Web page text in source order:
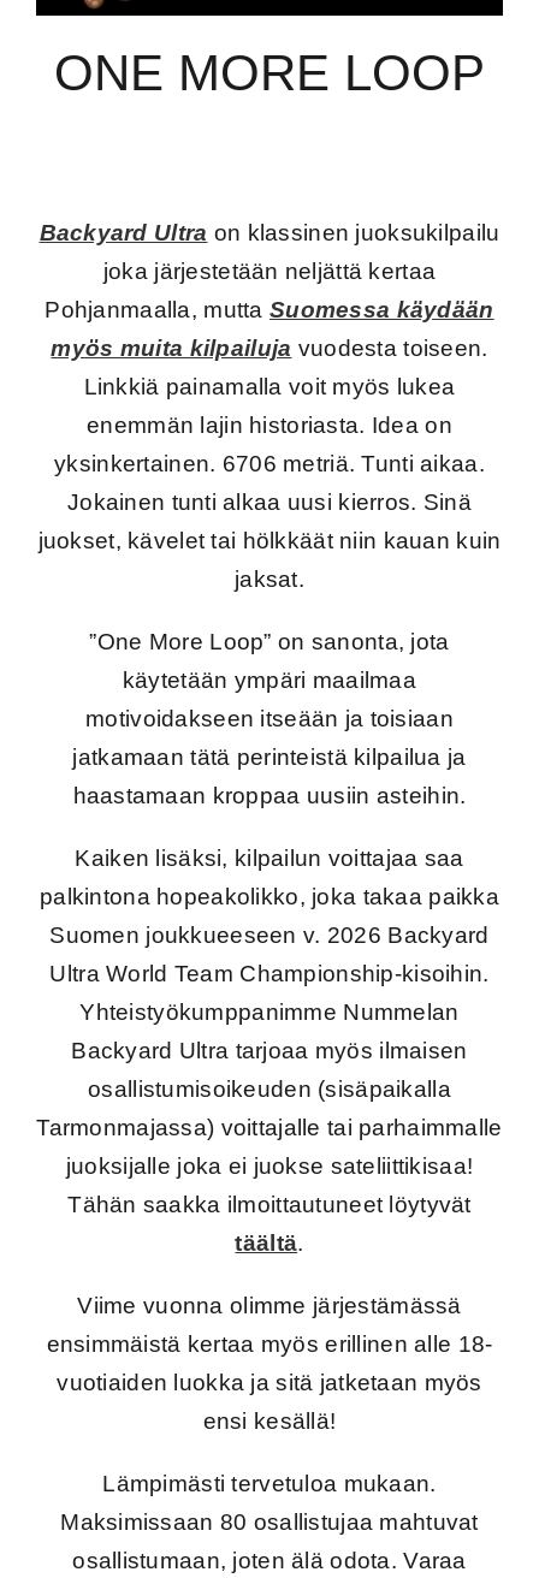
ONE MORE LOOP
Backyard Ultra on klassinen juoksukilpailu
joka järjestetään neljättä kertaa
Pohjanmaalla, muttaSuomessa käydään
myös muita kilpailuja vuodesta toiseen.
Linkkiä painamalla voit myös lukea
enemmän lajin historiasta. Idea on
yksinkertainen. 6706 metriä. Tunti aikaa.
Jokainen tunti alkaa uusi kierros. Sinä
juokset, kävelet tai hölkkäät niin kauan kuin
jaksat.
”One More Loop” on sanonta, jota
käytetään ympäri maailmaa
motivoidakseen itseään ja toisiaan
jatkamaan tätä perinteistä kilpailua ja
haastamaan kroppaa uusiin asteihin.
Kaiken lisäksi, kilpailun voittajaa saa
palkintona hopeakolikko, joka takaa paikka
Suomen joukkueeseen v. 2026 Backyard
Ultra World Team Championship-kisoihin.
Yhteistyökumppanimme Nummelan
Backyard Ultra tarjoaa myös ilmaisen
osallistumisoikeuden (sisäpaikalla
Tarmonmajassa) voittajalle tai parhaimmalle
juoksijalle joka ei juokse sateliittikisaa!
Tähän saakka ilmoittautuneet löytyvät
täältä.
Viime vuonna olimme järjestämässä
ensimmäistä kertaa myös erillinen alle 18-
vuotiaiden luokka ja sitä jatketaan myös
ensi kesällä!
Lämpimästi tervetuloa mukaan.
Maksimissaan 80 osallistujaa mahtuvat
osallistumaan, joten älä odota. Varaa